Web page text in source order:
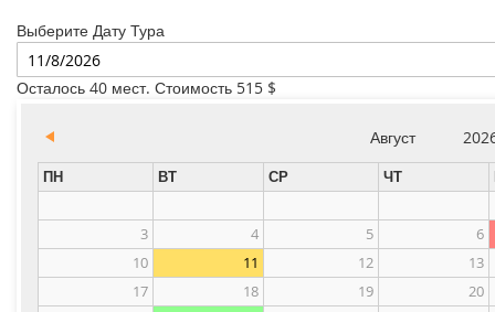
Выберите Дату Тура
Осталось 40 мест. Стоимость 515 $
Август
ПН ВТ СР ЧТ
3 4 5
6
10
11 12
13
17
18 19
20